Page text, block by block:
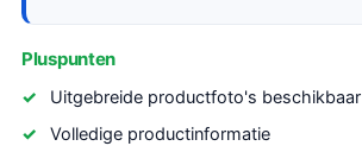
Pluspunten
Uitgebreide productfoto's beschikbaar
Volledige productinformatie